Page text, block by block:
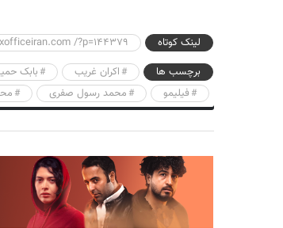
لینک کوتاه
/?p=144379
برچسب ها
اکران غریب بابک
فیلیمو
محمد رسول صفری